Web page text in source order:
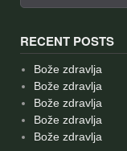
RECENT POSTS
Bože zdravlja
Bože zdravlja
Bože zdravlja
Bože zdravlja
Bože zdravlja